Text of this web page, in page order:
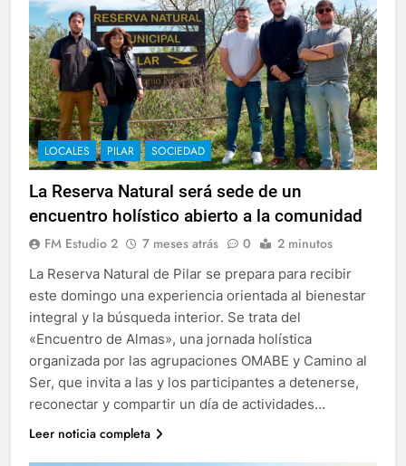
LOCALES PILAR SOCIEDAD
La Reserva Natural será sede de un
encuentro holístico abierto a la comunidad
FM Estudio 2 7 meses atrás 0 2 minutos
La Reserva Natural de Pilar se prepara para recibir
este domingo una experiencia orientada al bienestar
integral y la búsqueda interior. Se trata del
«Encuentro de Almas», una jornada holística
organizada por las agrupaciones OMABE y Camino al
Ser, que invita a las y los participantes a detenerse,
reconectar y compartir un día de actividades…
Leer noticia completa